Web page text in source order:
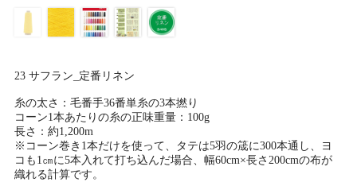
23 サフラン_定番リネン
糸の太さ：毛番手36番単糸の3本撚り
コーン1本あたりの糸の正味重量：100g
長さ：約1,200m
※コーン巻き1本だけを使って、タテは5羽の筬に300本通し、ヨ
コも1㎝に5本入れて打ち込んだ場合、幅60cm×長さ200cmの布が
織れる計算です。